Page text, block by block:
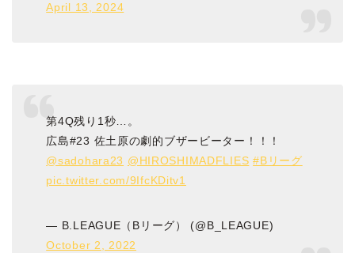
April 13, 2024
第4Q残り1秒…。
広島#23 佐土原の劇的ブザービーター！！！
@sadohara23 @HIROSHIMADFLIES #Bリーグ
pic.twitter.com/9IfcKDitv1
— B.LEAGUE（Bリーグ） (@B_LEAGUE)
October 2, 2022